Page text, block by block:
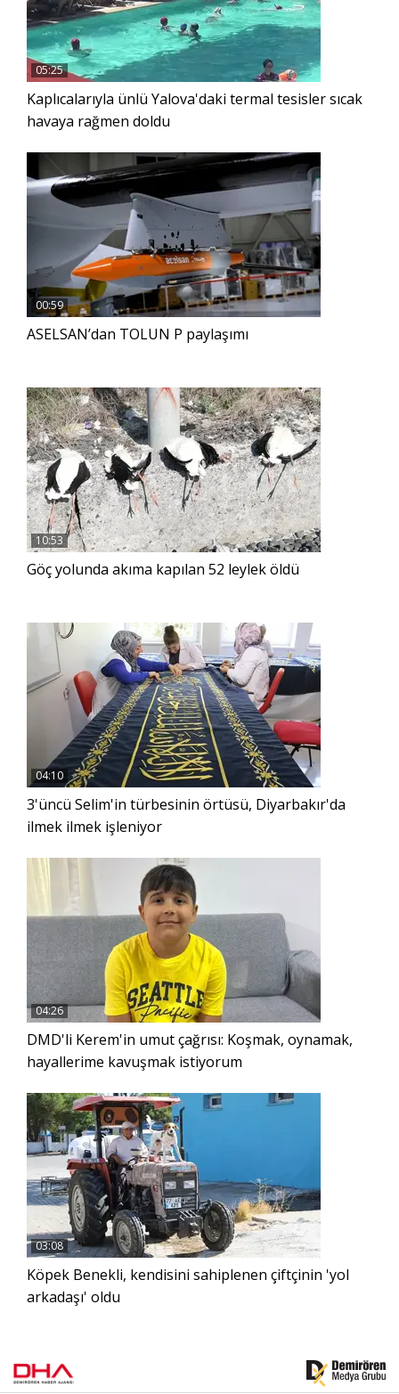
05:25
Kaplıcalarıyla ünlü Yalova'daki termal tesisler sıcak
havaya rağmen doldu
00:59
ASELSAN’dan TOLUN P paylaşımı
10:53
Göç yolunda akıma kapılan 52 leylek öldü
04:10
3'üncü Selim'in türbesinin örtüsü, Diyarbakır'da
ilmek ilmek işleniyor
04:26
DMD'li Kerem'in umut çağrısı: Koşmak, oynamak,
hayallerime kavuşmak istiyorum
03:08
Köpek Benekli, kendisini sahiplenen çiftçinin 'yol
arkadaşı' oldu